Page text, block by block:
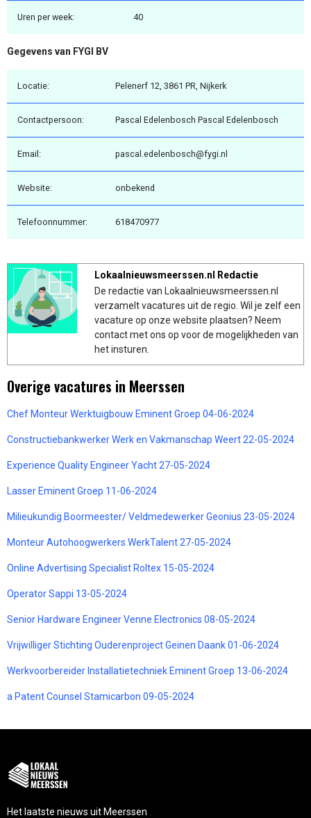
Uren per week: 40
Gegevens van FYGI BV
Locatie: Pelenerf 12, 3861 PR, Nijkerk
Contactpersoon: Pascal Edelenbosch Pascal Edelenbosch
Email: pascal.edelenbosch@fygi.nl
Website: onbekend
Telefoonnummer: 618470977
Lokaalnieuwsmeerssen.nl Redactie
De redactie van Lokaalnieuwsmeerssen.nl
verzamelt vacatures uit de regio. Wil je zelf een
vacature op onze website plaatsen? Neem
contact met ons op voor de mogelijkheden van
het insturen.
Overige vacatures in Meerssen
Chef Monteur Werktuigbouw Eminent Groep 04-06-2024
Constructiebankwerker Werk en Vakmanschap Weert 22-05-2024
Experience Quality Engineer Yacht 27-05-2024
Lasser Eminent Groep 11-06-2024
Milieukundig Boormeester/ Veldmedewerker Geonius 23-05-2024
Monteur Autohoogwerkers WerkTalent 27-05-2024
Online Advertising Specialist Roltex 15-05-2024
Operator Sappi 13-05-2024
Senior Hardware Engineer Venne Electronics 08-05-2024
Vrijwilliger Stichting Ouderenproject Geinen Daank 01-06-2024
Werkvoorbereider Installatietechniek Eminent Groep 13-06-2024
a Patent Counsel Stamicarbon 09-05-2024
Het laatste nieuws uit Meerssen